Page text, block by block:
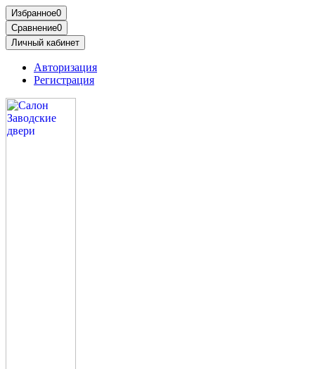
Избранное0
Сравнение0
Личный кабинет
Авторизация
Регистрация